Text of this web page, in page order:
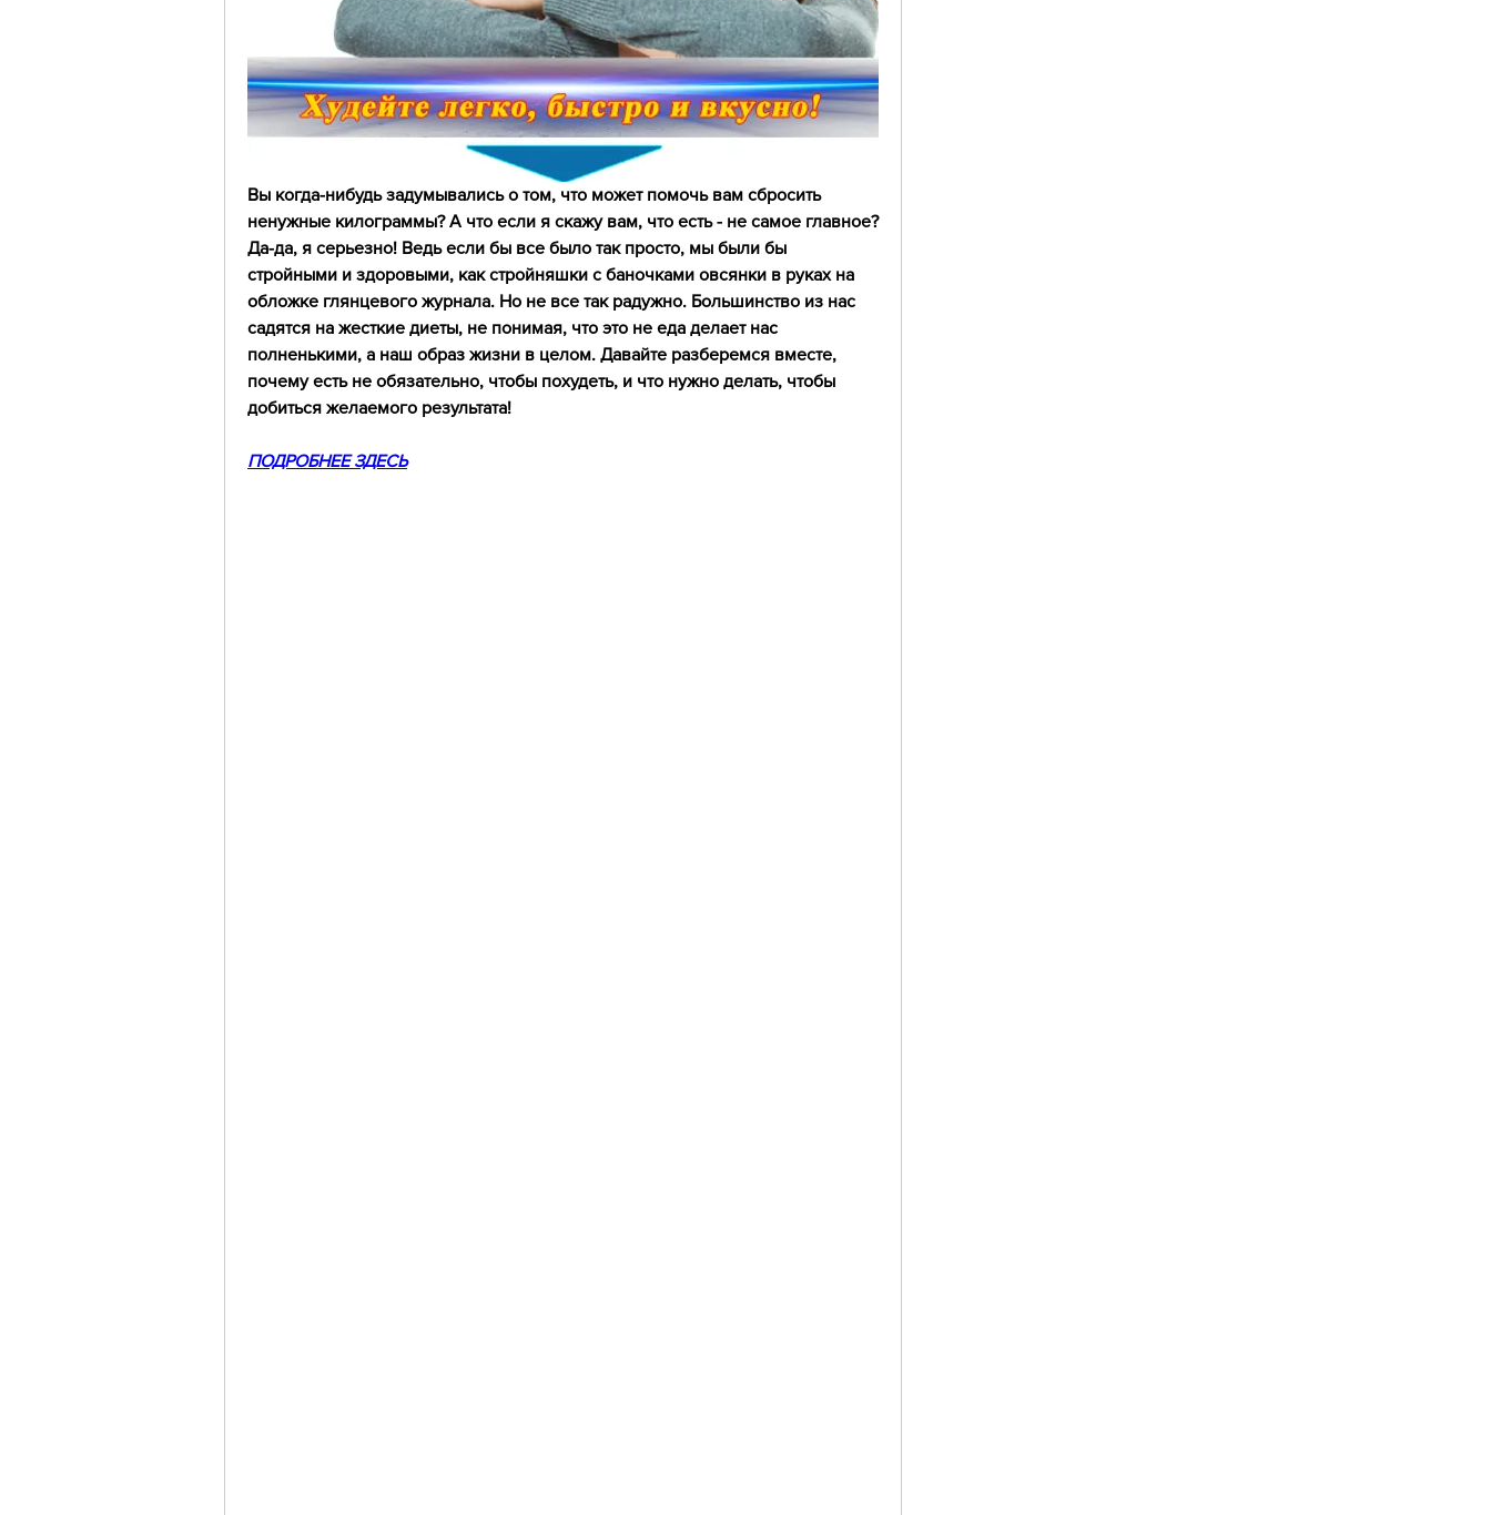
Вы когда-нибудь задумывались о том, что может помочь вам сбросить
ненужные килограммы? А что если я скажу вам, что есть - не самое главное?
Да-да, я серьезно! Ведь если бы все было так просто, мы были бы
стройными и здоровыми, как стройняшки с баночками овсянки в руках на
обложке глянцевого журнала. Но не все так радужно. Большинство из нас
садятся на жесткие диеты, не понимая, что это не еда делает нас
полненькими, а наш образ жизни в целом. Давайте разберемся вместе,
почему есть не обязательно, чтобы похудеть, и что нужно делать, чтобы
добиться желаемого результата!
ПОДРОБНЕЕ ЗДЕСЬ